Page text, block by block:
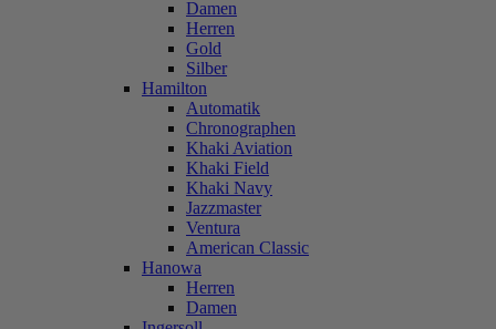
Damen
Herren
Gold
Silber
Hamilton
Automatik
Chronographen
Khaki Aviation
Khaki Field
Khaki Navy
Jazzmaster
Ventura
American Classic
Hanowa
Herren
Damen